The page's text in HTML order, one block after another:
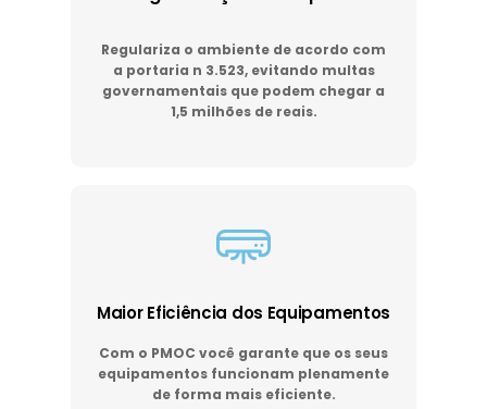
Regulariza o ambiente de acordo com
a portaria n 3.523, evitando multas
governamentais que podem chegar a
1,5 milhões de reais.
Maior Eficiência dos Equipamentos
Com o PMOC você garante que os seus
equipamentos funcionam plenamente
de forma mais eficiente.